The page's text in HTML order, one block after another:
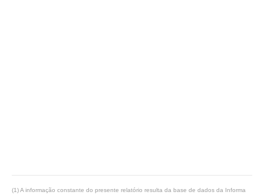
(1) A informação constante do presente relatório resulta da base de dados da Informa